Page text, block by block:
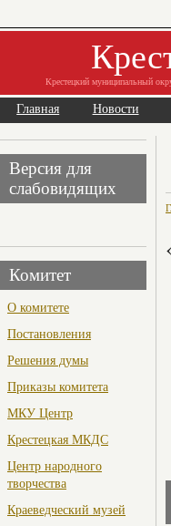
Крестецкий муниципальный
Главная Новости
Версия для
слабовидящих
Комитет
О комитете
Постановления
Решения думы
Приказы комитета
МКУ Центр
Крестецкая МКДС
Центр народного
творчества
Краеведческий музей